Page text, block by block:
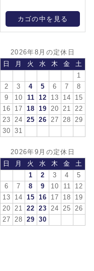
カゴの中を見る
2026年8月の定休日
日
月 火 水 木 金
土
1
2
3 4 5 6 7
8
9
10 11 12 13 14
15
16
17 18 19 20 21
22
23
24 25 26 27 28
29
30
31
2026年9月の定休日
日
月 火 水 木 金
土
1
2 3 4
5
6
7 8 9 10 11
12
13
14 15 16 17 18
19
20
21 22 23 24 25
26
27
28 29 30